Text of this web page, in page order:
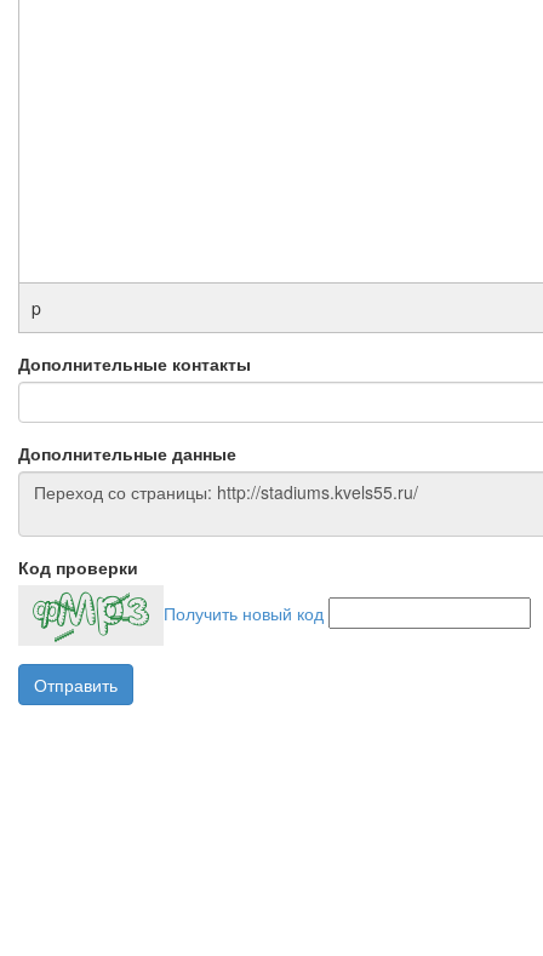
p
Дополнительные контакты
Дополнительные данные
Код проверки
Получить новый код
Отправить